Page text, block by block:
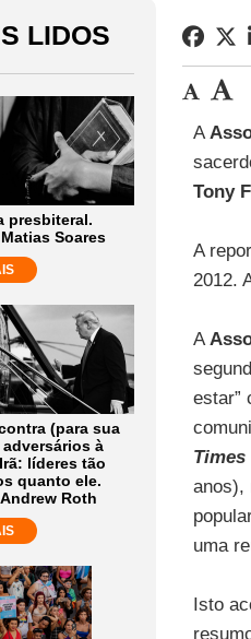
LIDOS
presbiteral.
Soares
(para sua
à
líderes tão
quanto ele.
Roth
A
Tony
A
2012.
A
estar”
Times
anos),
uma
Isto